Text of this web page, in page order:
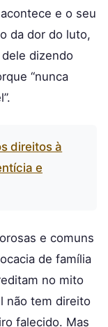
e o seu
da dor do luto,
dizendo
“nunca
direitos à
e
e comuns
de família
no mito
não tem direito
falecido. Mas